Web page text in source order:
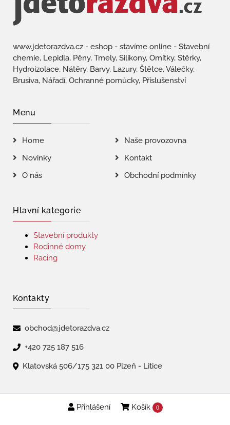
Přihlášení Košík 0
www.jdetorazdva.cz - eshop - stavíme online - Stavební
chemie, Lepidla, Pěny, Tmely, Silikony, Omítky, Stěrky,
Hydroizolace, Nátěry, Barvy, Lazury, Štětce, Válečky,
Brusiva, Nářadí, Ochranné pomůcky, Příslušenství
Menu
Home
Naše provozovna
Novinky
Kontakt
O nás
Obchodní podmínky
Hlavní kategorie
Stavební produkty
Rodinné domy
Racing
Kontakty
obchod@jdetorazdva.cz
+420 725 187 516
Klatovská 506/175 321 00 Plzeň - Litice
Copyright © 2026 | jdetorazdva